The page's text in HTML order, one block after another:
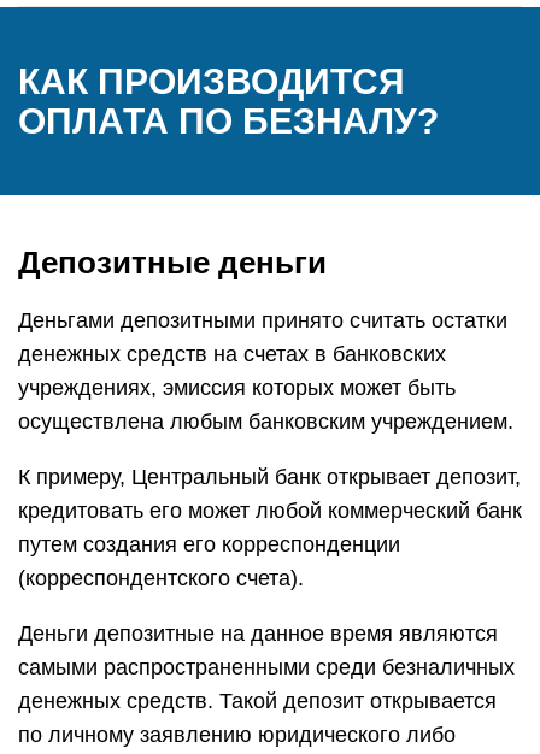
КАК ПРОИЗВОДИТСЯ
ОПЛАТА ПО БЕЗНАЛУ?
Депозитные деньги
Деньгами депозитными принято считать остатки
денежных средств на счетах в банковских
учреждениях, эмиссия которых может быть
осуществлена любым банковским учреждением.
К примеру, Центральный банк открывает депозит,
кредитовать его может любой коммерческий банк
путем создания его корреспонденции
(корреспондентского счета).
Деньги депозитные на данное время являются
самыми распространенными среди безналичных
денежных средств. Такой депозит открывается
по личному заявлению юридического либо